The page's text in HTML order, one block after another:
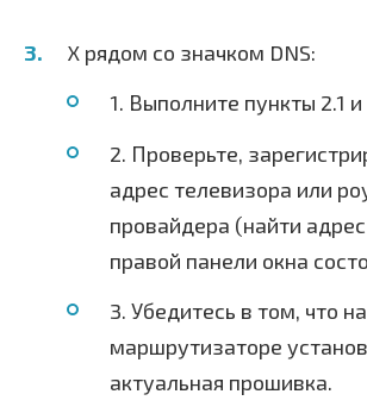
X рядом со значком DNS:
1. Выполните пункты 2.1 и
2. Проверьте,
адрес телевизора или
провайдера (найти
правой панели окна
3. Убедитесь в том, что на
маршрутизаторе
актуальная прошивка.